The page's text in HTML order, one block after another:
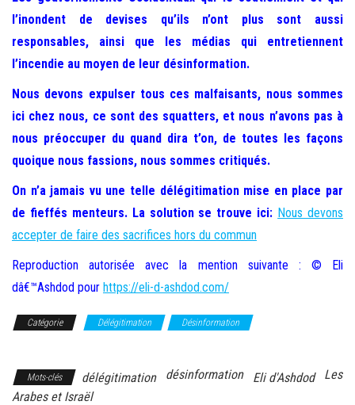
l’inondent de devises qu’ils n’ont plus sont aussi
responsables, ainsi que les médias qui entretiennent
l’incendie au moyen de leur désinformation.
Nous devons expulser tous ces malfaisants, nous sommes
ici chez nous, ce sont des squatters, et nous n’avons pas à
nous préoccuper du quand dira t’on, de toutes les façons
quoique nous fassions, nous sommes critiqués.
On n’a jamais vu une telle délégitimation mise en place par
de fieffés menteurs. La solution se trouve ici: Nous devons
accepter de faire des sacrifices hors du commun
Reproduction autorisée avec la mention suivante : © Eli
dâ€™Ashdod pour https://eli-d-ashdod.com/
Catégorie Délégitimation Désinformation
Mots-clés délégitimation désinformation Eli d'Ashdod
Les
Arabes et Israël